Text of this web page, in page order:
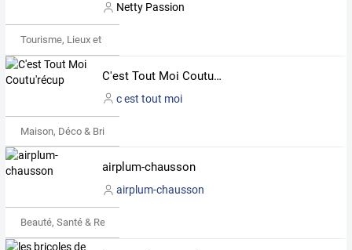
Netty Passion
Tourisme, Lieux et Événements
C'est Tout Moi Coutu'récup
c est tout moi
Maison, Déco & Bricolage
airplum-chausson
airplum-chausson
Beauté, Santé & Remise en forme